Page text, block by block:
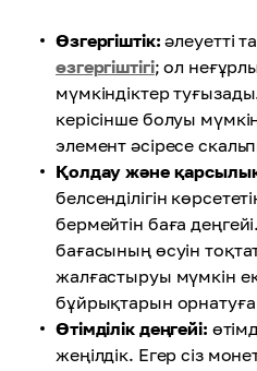
Өзгергіштік: әлеуетті
өзгергіштігі; ол
мүмкіндіктер
керісінше болуы
элемент әсіресе
Қолдау және
белсенділігін
бермейтін баға
бағасының өсуін
жалғастыруы мүмкін
бұйрықтарын орнатуға
Өтімділік деңгейі:
жеңілдік. Егер сіз